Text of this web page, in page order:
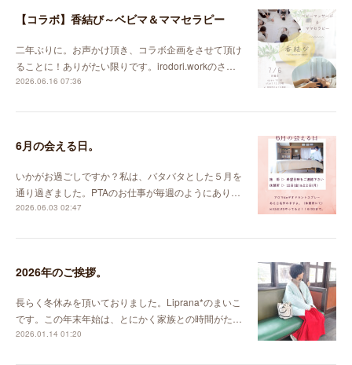
【コラボ】香結び～ベビマ＆ママセラピー
二年ぶりに。お声かけ頂き、コラボ企画をさせて頂け
ることに！ありがたい限りです。irodori.workのさ…
2026.06.16 07:36
6月の会える日。
いかがお過ごしですか？私は、バタバタとした５月を
通り過ぎました。PTAのお仕事が毎週のようにあり…
2026.06.03 02:47
2026年のご挨拶。
長らく冬休みを頂いておりました。Liprana*のまいこ
です。この年末年始は、とにかく家族との時間がた…
2026.01.14 01:20